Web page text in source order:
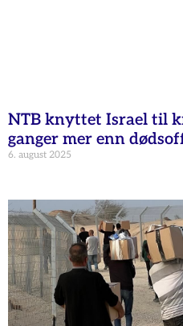
NTB knyttet Israel til
ganger mer enn
6. august 2025